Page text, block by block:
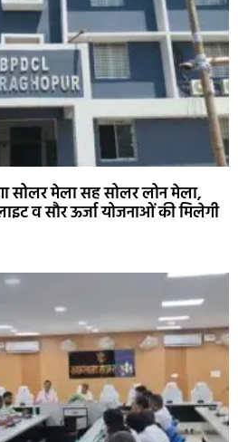
सोलर मेला सह सोलर लोन मेला,
व सौर ऊर्जा योजनाओं की मिलेगी